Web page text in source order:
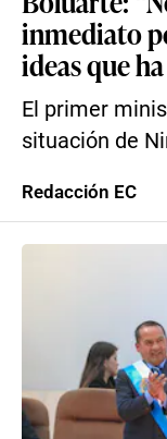
inmediato
ideas que
El primer
situación de
Redacción EC